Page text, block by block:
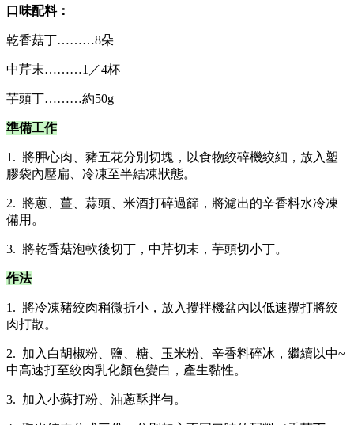
口味配料：
乾香菇丁………8朵
中芹末………1／4杯
芋頭丁………約50g
準備工作
1. 將胛心肉、豬五花分別切塊，以食物絞碎機絞細，放入塑
膠袋內壓扁、冷凍至半結凍狀態。
2. 將蔥、薑、蒜頭、米酒打碎過篩，將濾出的辛香料水冷凍
備用。
3. 將乾香菇泡軟後切丁，中芹切末，芋頭切小丁。
作法
1. 將冷凍豬絞肉稍微折小，放入攪拌機盆內以低速攪打將絞
肉打散。
2. 加入白胡椒粉、鹽、糖、玉米粉、辛香料碎冰，繼續以中~
中高速打至絞肉乳化顏色變白，產生黏性。
3. 加入小蘇打粉、油蔥酥拌勻。